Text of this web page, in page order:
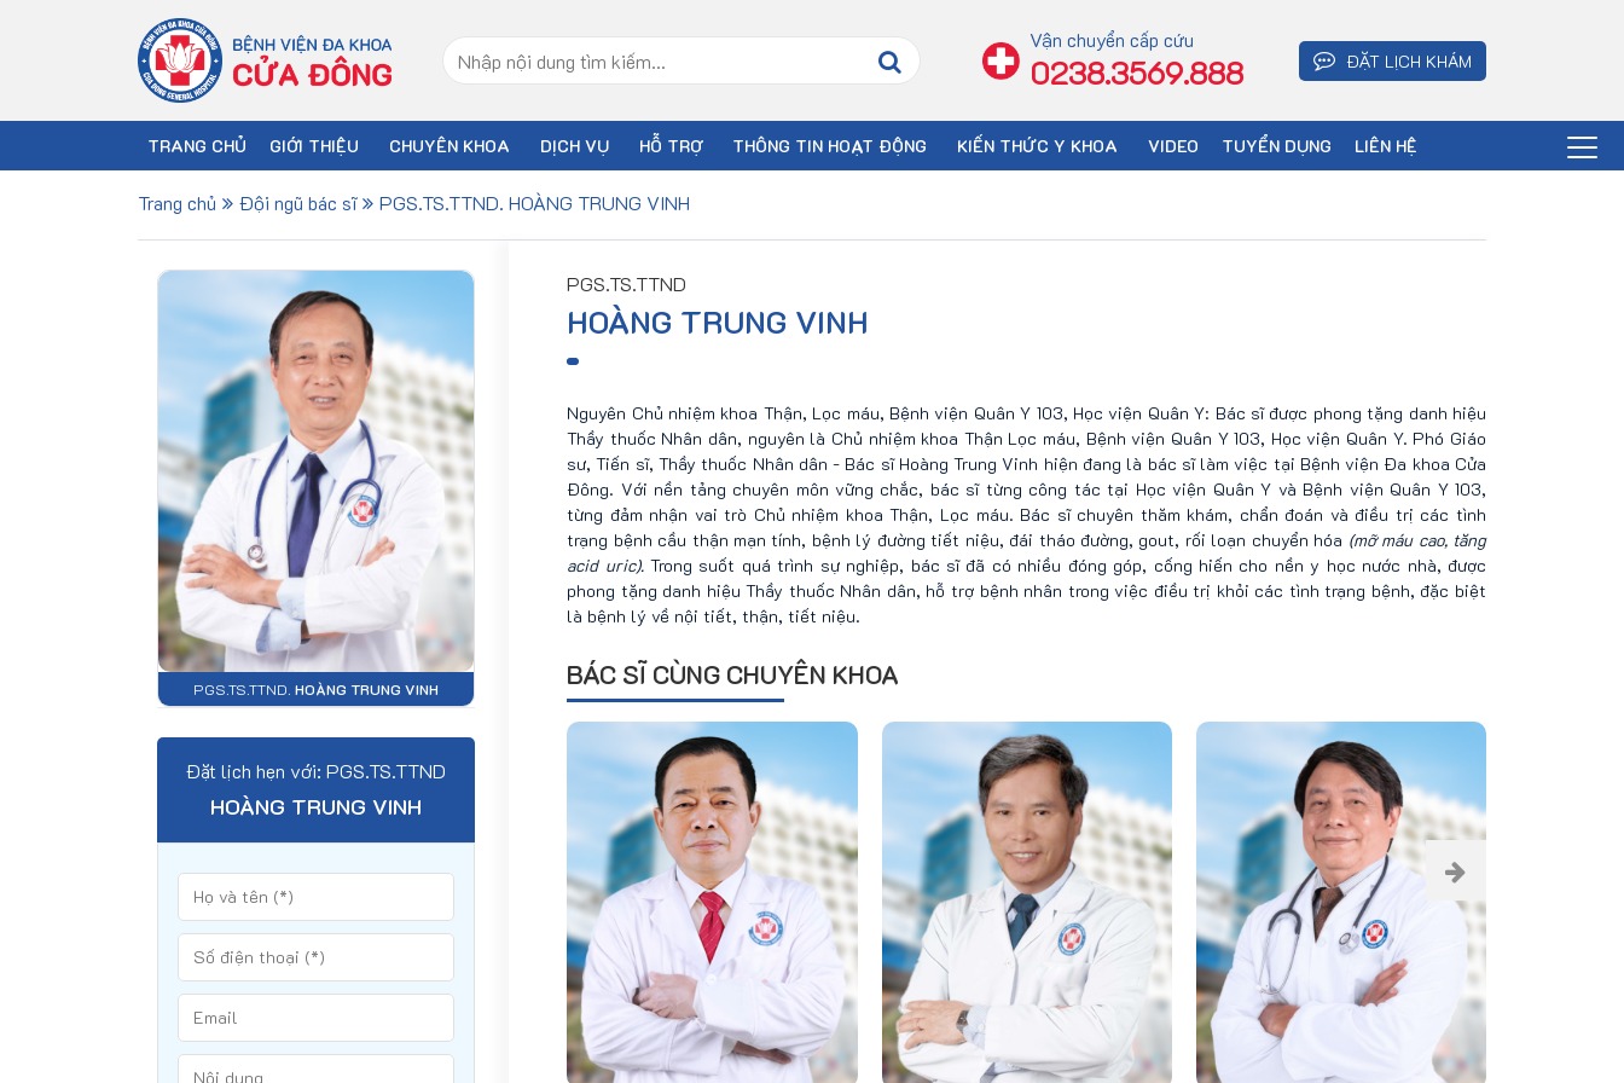
Vận chuyển cấp cứu
0238.3569.888 ĐẶT LỊCH KHÁM
TRANG CHỦ GIỚI THIỆU CHUYÊN KHOA DỊCH VỤ HỖ TRỢ THÔNG TIN HOẠT ĐỘNG KIẾN THỨC Y KHOA VIDEO TUYỂN DỤNG LIÊN HỆ
Trang chủ Đội ngũ bác sĩ PGS.TS.TTND. HOÀNG TRUNG VINH
PGS.TS.TTND.HOÀNG TRUNG VINH
Đặt lịch hẹn với: PGS.TS.TTND
HOÀNG TRUNG VINH
PGS.TS.TTND
HOÀNG TRUNG VINH
Nguyên Chủ nhiệm khoa Thận, Lọc máu, Bệnh viện Quân Y 103, Học viện Quân Y: Bác sĩ được phong tặng danh hiệu
Thầy thuốc Nhân dân, nguyên là Chủ nhiệm khoa Thận Lọc máu, Bệnh viện Quân Y 103, Học viện Quân Y. Phó Giáo
sư, Tiến sĩ, Thầy thuốc Nhân dân - Bác sĩ Hoàng Trung Vinh hiện đang là bác sĩ làm việc tại Bệnh viện Đa khoa Cửa
Đông. Với nền tảng chuyên môn vững chắc, bác sĩ từng công tác tại Học viện Quân Y và Bệnh viện Quân Y 103,
từng đảm nhận vai trò Chủ nhiệm khoa Thận, Lọc máu. Bác sĩ chuyên thăm khám, chẩn đoán và điều trị các tình
trạng bệnh cầu thận mạn tính, bệnh lý đường tiết niệu, đái tháo đường, gout, rối loạn chuyển hóa (mỡ máu cao, tăng
acid uric).Trong suốt quá trình sự nghiệp, bác sĩ đã có nhiều đóng góp, cống hiến cho nền y học nước nhà, được
phong tặng danh hiệu Thầy thuốc Nhân dân, hỗ trợ bệnh nhân trong việc điều trị khỏi các tình trạng bệnh, đặc biệt
là bệnh lý về nội tiết, thận, tiết niệu.
BÁC SĨ CÙNG CHUYÊN KHOA